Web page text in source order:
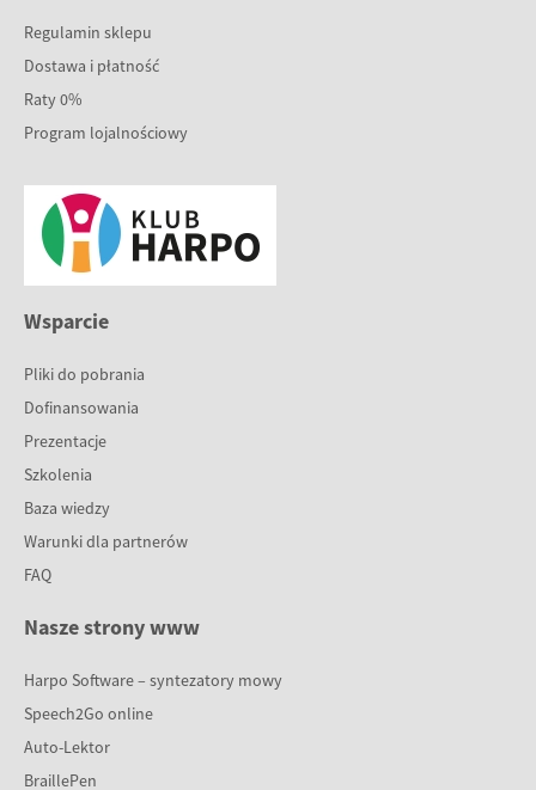
Regulamin sklepu
Dostawa i płatność
Raty 0%
Program lojalnościowy
Wsparcie
Pliki do pobrania
Dofinansowania
Prezentacje
Szkolenia
Baza wiedzy
Warunki dla partnerów
FAQ
Nasze strony www
Harpo Software – syntezatory mowy
Speech2Go online
Auto-Lektor
BraillePen